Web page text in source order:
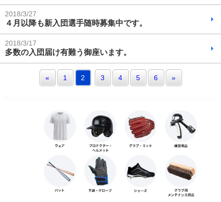
2018/3/27
４月以降も新入団選手随時募集中です。
2018/3/17
多数の入団届け有難う御座います。
« 1 2 3 4 5 6 »